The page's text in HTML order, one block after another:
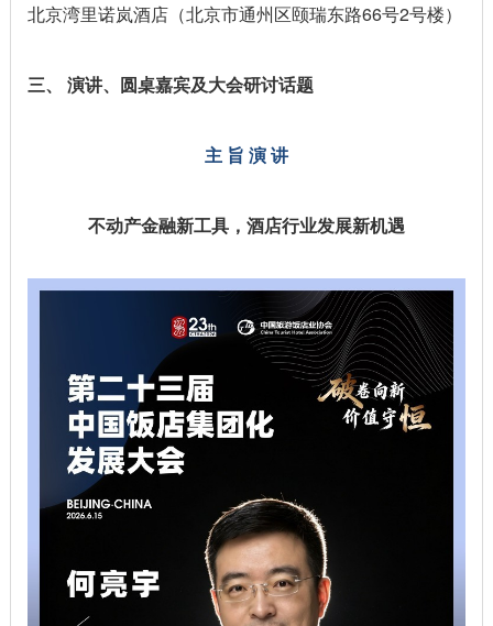
北京湾里诺岚酒店（北京市通州区颐瑞东路66号2号楼）
三、 演讲、圆桌嘉宾及大会研讨话题
主 旨 演 讲
不动产金融新工具，酒店行业发展新机遇